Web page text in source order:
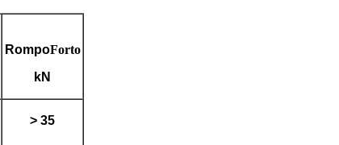
RompoForto
kN
> 35